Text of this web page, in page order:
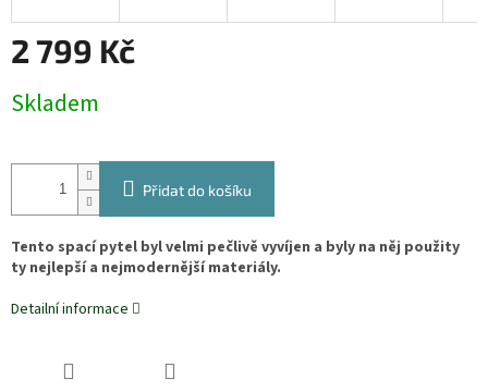
2 799 Kč
cena:
Skladem
Přidat do košíku
Tento spací pytel byl velmi pečlivě vyvíjen a byly na něj použity
ty nejlepší a nejmodernější materiály.
Detailní informace